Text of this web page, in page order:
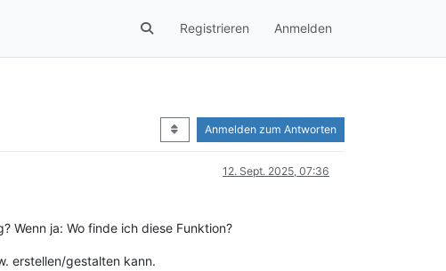
Registrieren Anmelden
Anmelden zum Antworten
12. Sept. 2025, 07:36
Wenn ja: Wo finde ich diese Funktion?
erstellen/gestalten kann.